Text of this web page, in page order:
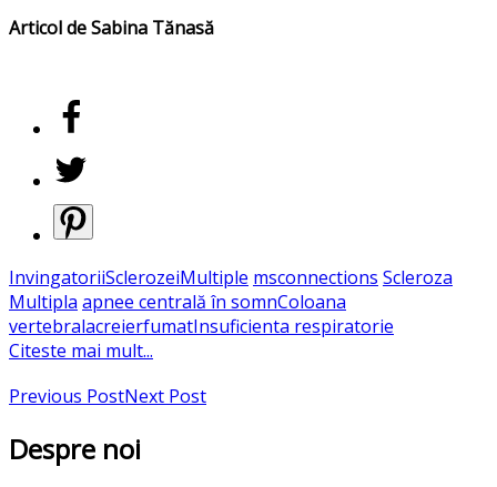
Articol de Sabina Tănasă
InvingatoriiSclerozeiMultiple msconnections Scleroza
Multipla apnee centrală în somnColoana
vertebralacreierfumatInsuficienta respiratorie
Citeste mai mult...
Previous PostNext Post
Despre noi